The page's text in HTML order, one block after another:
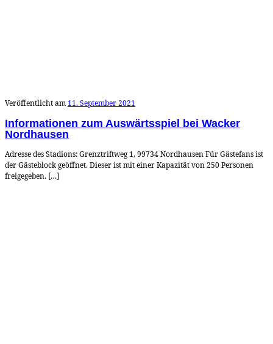
Veröffentlicht am 11. September 2021
Informationen zum Auswärtsspiel bei Wacker
Nordhausen
Adresse des Stadions: Grenztriftweg 1, 99734 Nordhausen Für Gästefans ist
der Gästeblock geöffnet. Dieser ist mit einer Kapazität von 250 Personen
freigegeben. […]